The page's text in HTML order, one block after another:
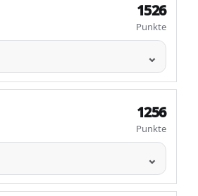
1526
Punkte
1256
Punkte